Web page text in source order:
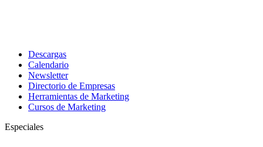
Descargas
Calendario
Newsletter
Directorio de Empresas
Herramientas de Marketing
Cursos de Marketing
Especiales